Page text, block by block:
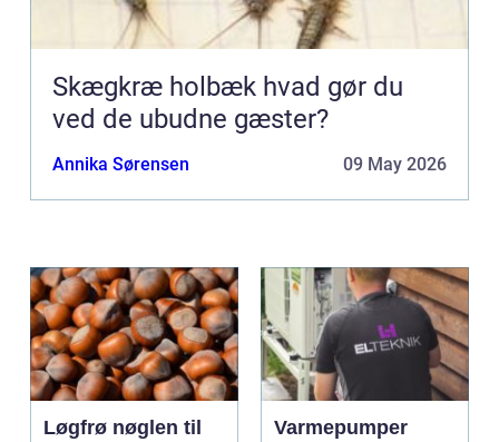
Skægkræ holbæk hvad gør du
ved de ubudne gæster?
Annika Sørensen 09 May 2026
Løgfrø nøglen til
Varmepumper